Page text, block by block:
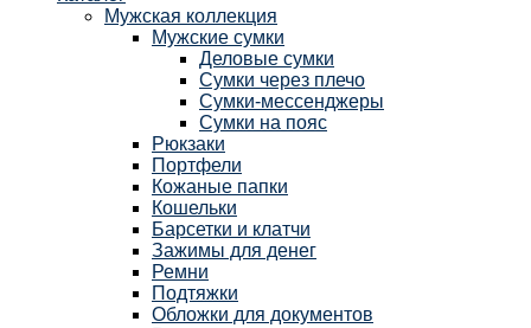
Мужская коллекция
Мужские сумки
Деловые сумки
Сумки через плечо
Сумки-мессенджеры
Сумки на пояс
Рюкзаки
Портфели
Кожаные папки
Кошельки
Барсетки и клатчи
Зажимы для денег
Ремни
Подтяжки
Обложки для документов